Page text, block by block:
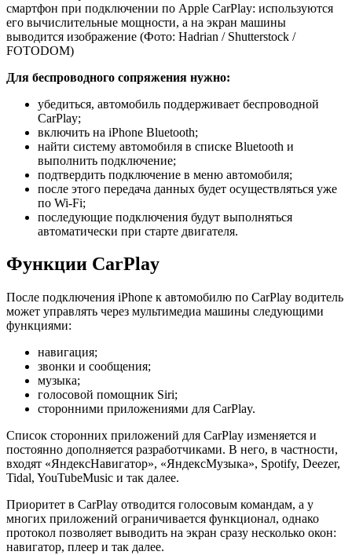
смартфон при подключении по Apple CarPlay: используются
его вычислительные мощности, а на экран машины
выводится изображение (Фото: Hadrian / Shutterstock /
FOTODOM)
Для беспроводного сопряжения нужно:
убедиться, автомобиль поддерживает беспроводной
CarPlay;
включить на iPhone Bluetooth;
найти систему автомобиля в списке Bluetooth и
выполнить подключение;
подтвердить подключение в меню автомобиля;
после этого передача данных будет осуществляться уже
по Wi-Fi;
последующие подключения будут выполняться
автоматически при старте двигателя.
Функции CarPlay
После подключения iPhone к автомобилю по CarPlay водитель
может управлять через мультимедиа машины следующими
функциями:
навигация;
звонки и сообщения;
музыка;
голосовой помощник Siri;
сторонними приложениями для CarPlay.
Список сторонних приложений для CarPlay изменяется и
постоянно дополняется разработчиками. В него, в частности,
входят «ЯндексНавигатор», «ЯндексМузыка», Spotify, Deezer,
Tidal, YouTubeMusic и так далее.
Приоритет в CarPlay отводится голосовым командам, а у
многих приложений ограничивается функционал, однако
протокол позволяет выводить на экран сразу несколько окон:
навигатор, плеер и так далее.